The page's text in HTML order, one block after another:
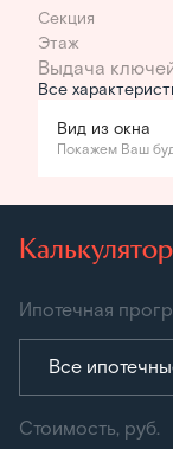
Секция
Этаж
Все
Вид из окна
Покажем Ваш
Ипотечная
Все
Стоимость, руб.